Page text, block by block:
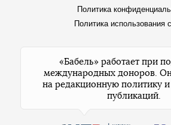
Политика
Политика использования
«Бабель» работает при
международных доноров.
на редакционную политику
публикаций.